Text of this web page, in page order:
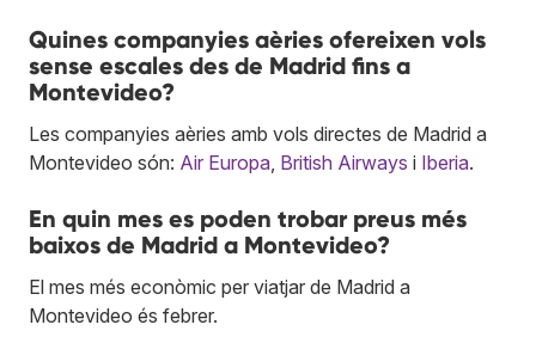
Quines companyies aèries ofereixen vols
sense escales des de Madrid fins a
Montevideo?
Les companyies aèries amb vols directes de Madrid a
Montevideo són: Air Europa British Airways i Iberia.
En quin mes es poden trobar preus més
baixos de Madrid a Montevideo?
El mes més econòmic per viatjar de Madrid a
Montevideo és febrer.